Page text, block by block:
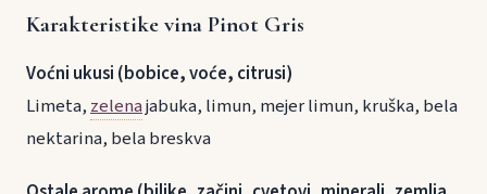
Karakteristike vina Pinot Gris
Voćni ukusi (bobice, voće, citrusi)
Limeta,zelenajabuka, limun, mejer limun, kruška, bela
nektarina, bela breskva